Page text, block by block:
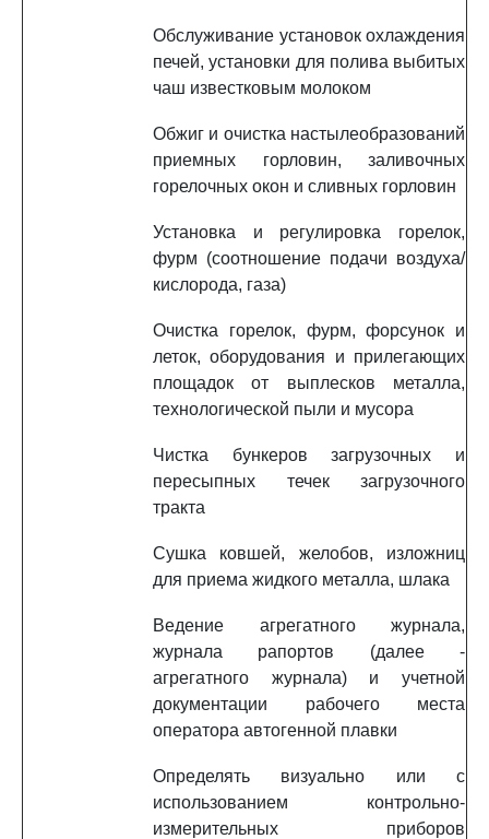
Обслуживание установок охлаждения
печей, установки для полива выбитых
чаш известковым молоком
Обжиг и очистка настылеобразований
приемных горловин, заливочных
горелочных окон и сливных горловин
Установка и регулировка горелок,
фурм (соотношение подачи воздуха/
кислорода, газа)
Очистка горелок, фурм, форсунок и
леток, оборудования и прилегающих
площадок от выплесков металла,
технологической пыли и мусора
Чистка бункеров загрузочных и
пересыпных течек загрузочного
тракта
Сушка ковшей, желобов, изложниц
для приема жидкого металла, шлака
Ведение агрегатного журнала,
журнала рапортов (далее -
агрегатного журнала) и учетной
документации рабочего места
оператора автогенной плавки
Определять визуально или с
использованием контрольно-
измерительных приборов